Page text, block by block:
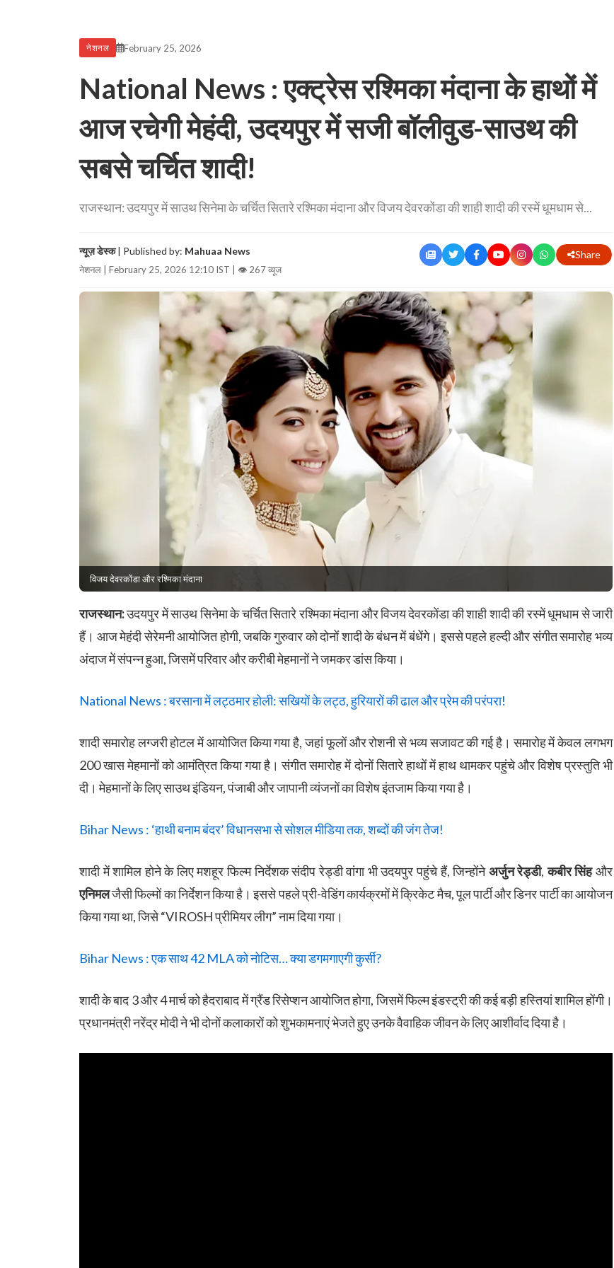
नेशनल February 25, 2026
National News : एक्ट्रेस रश्मिका मंदाना के हाथों में
आज रचेगी मेहंदी, उदयपुर में सजी बॉलीवुड-साउथ की
सबसे चर्चित शादी!
राजस्थान: उदयपुर में साउथ सिनेमा के चर्चित सितारे रश्मिका मंदाना और विजय देवरकोंडा की शाही शादी की रस्में धूमधाम से...
न्यूज़ डेस्क| Published by: Mahuaa News
नेशनल | February 25, 2026 12:10 IST | 👁 267 व्यूज
Share
विजय देवरकोंडा और रश्मिका मंदाना
राजस्थान:उदयपुर में साउथ सिनेमा के चर्चित सितारे रश्मिका मंदाना और विजय देवरकोंडा की शाही शादी की रस्में धूमधाम से जारी
हैं। आज मेहंदी सेरेमनी आयोजित होगी, जबकि गुरुवार को दोनों शादी के बंधन में बंधेंगे। इससे पहले हल्दी और संगीत समारोह भव्य
अंदाज में संपन्न हुआ, जिसमें परिवार और करीबी मेहमानों ने जमकर डांस किया।
National News : बरसाना में लट्ठमार होली: सखियों के लट्ठ, हुरियारों की ढाल और प्रेम की परंपरा!
शादी समारोह लग्जरी होटल में आयोजित किया गया है, जहां फूलों और रोशनी से भव्य सजावट की गई है। समारोह में केवल लगभग
200 खास मेहमानों को आमंत्रित किया गया है। संगीत समारोह में दोनों सितारे हाथों में हाथ थामकर पहुंचे और विशेष प्रस्तुति भी
दी। मेहमानों के लिए साउथ इंडियन, पंजाबी और जापानी व्यंजनों का विशेष इंतजाम किया गया है।
Bihar News : ‘हाथी बनाम बंदर’ विधानसभा से सोशल मीडिया तक, शब्दों की जंग तेज!
शादी में शामिल होने के लिए मशहूर फिल्म निर्देशक संदीप रेड्डी वांगा भी उदयपुर पहुंचे हैं, जिन्होंनेअर्जुन रेड्डी,कबीर सिंहऔर
एनिमलजैसी फिल्मों का निर्देशन किया है। इससे पहले प्री-वेडिंग कार्यक्रमों में क्रिकेट मैच, पूल पार्टी और डिनर पार्टी का आयोजन
किया गया था, जिसे “VIROSH प्रीमियर लीग” नाम दिया गया।
Bihar News : एक साथ 42 MLA को नोटिस… क्या डगमगाएगी कुर्सी?
शादी के बाद 3 और 4 मार्च को हैदराबाद में ग्रैंड रिसेप्शन आयोजित होगा, जिसमें फिल्म इंडस्ट्री की कई बड़ी हस्तियां शामिल होंगी।
प्रधानमंत्री नरेंद्र मोदी ने भी दोनों कलाकारों को शुभकामनाएं भेजते हुए उनके वैवाहिक जीवन के लिए आशीर्वाद दिया है।